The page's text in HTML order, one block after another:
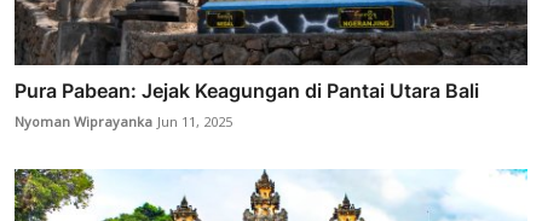
Pura Pabean: Jejak Keagungan di Pantai Utara Bali
Nyoman WiprayankaJun 11, 2025